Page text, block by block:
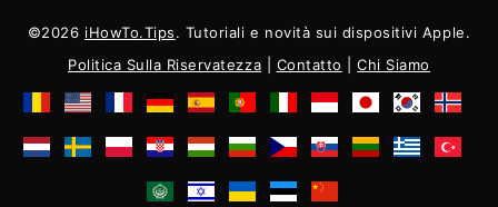
©2026 iHowTo.Tips. Tutoriali e novità sui dispositivi Apple.
Politica Sulla Riservatezza
Contatto |Chi Siamo